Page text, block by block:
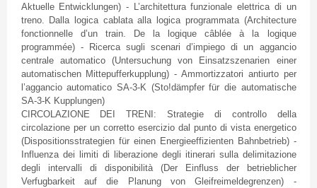
Aktuelle Entwicklungen) - L’architettura funzionale elettrica di un
treno. Dalla logica cablata alla logica programmata(Architecture
fonctionnelle
d’untrain. De la logique câblée àla
logique
programmée) - Ricerca sugli scenari d’impiego di un aggancio
centrale automatico(Untersuchung von Einsatzszenarien einer
automatischenMittepufferkupplung) - Ammortizzatori antiurtoper
l’aggancio automatico SA-3-K (Sto!dämpfer für die automatische
SA-3-K Kupplungen)
CIRCOLAZIONE DEITRENI :Strategie di controllo
della
circolazioneper un corretto esercizio dal punto di vista energetico
(Dispositionsstrategien für einen Energieeffizienten Bahnbetrieb) -
Influenza dei limiti di liberazione degli itinerari sulla delimitazione
degli
intervalli di disponibilità(Der Einfluss der
betrieblicher
Verfugbarkeit
aufdie PlanungvonGleifreimeldegrenzen) -